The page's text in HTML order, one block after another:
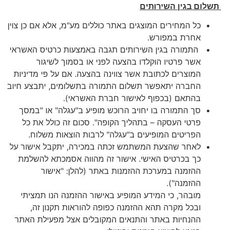
תשלום בגין השירותים
כל המחירים המוצגים באתר כוללים מע"מ, אלא אם כן צוין
אחרת במפורש.
התמורה בגין השירותים תגבה באמצעות כרטיס האשראי
אשר פרטיו הוקלדו בהצעה לפני או בסמוך לשיגור
המוצרים לכתובת אשר צווינה בהצעה. אם על פי מדיניות
החברה יתאפשר תשלום התמורה בתשלומים, יתבצע חיוב
בהתאם (בכפוף לאישור חברת האשראי).
סך התמורה בו יחויב הרוכש מופיע ב"עגלה" או "במסך
פרטי העסקה – בתהליך הקופה". סכום זה כולל את כל
הפריטים המופיעים ב"עגלה" לרבות הוצאות משלוח.
לאחר שהצעת המשתמש זכתה במכירה, יתקבל אישור על
כך בכרטיס האישי. אישור זה מהווה אסמכתא להשלמת
ההזמנה במערכת ההזמנות באתר (להלן: "אישור
ההזמנה").
מובהר, כי המידע המופיע באישור ההזמנה הנו תמציתי
ובכל מקרה תהא ההזמנה כפופה להוראות תקנון זה,
ההנחיות באתר והתנאים המקובלים אצל מפעילת האתר